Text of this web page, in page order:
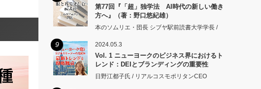
第77回『「超」独学法 AI時代の新しい働き
方へ』（著：野口悠紀雄）
本のソムリエ・団長 シブヤ駅前読書大学学長 /
9 2024.05.3
Vol. 1 ニューヨークのビジネス界におけるト
レンド：DEIとブランディングの重要性
日野江都子氏 / リアルコスモポリタンCEO